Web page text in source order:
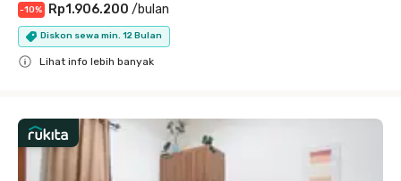
-10% Rp1.906.200 /bulan
Diskon sewa min. 12 Bulan
Lihat info lebih banyak